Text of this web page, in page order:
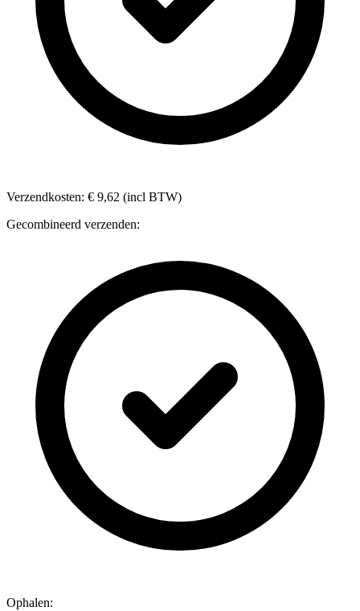
Verzendkosten: € 9,62 (incl BTW)
Gecombineerd verzenden:
Ophalen: